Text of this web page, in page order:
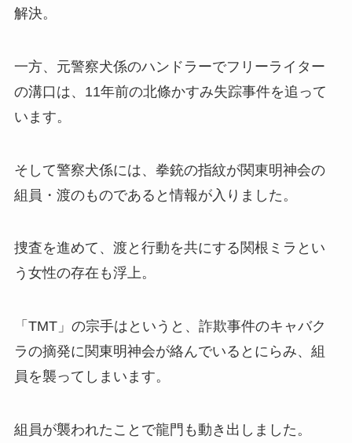
解決。
一方、元警察犬係のハンドラーでフリーライター
の溝口は、11年前の北條かすみ失踪事件を追って
います。
そして警察犬係には、拳銃の指紋が関東明神会の
組員・渡のものであると情報が入りました。
捜査を進めて、渡と行動を共にする関根ミラとい
う女性の存在も浮上。
「TMT」の宗手はというと、詐欺事件のキャバク
ラの摘発に関東明神会が絡んでいるとにらみ、組
員を襲ってしまいます。
組員が襲われたことで龍門も動き出しました。